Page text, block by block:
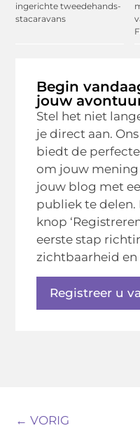
ingerichte tweedehands-
stacaravans
Begin
jouw
Stel het niet
je direct aan.
biedt de
om jouw mening
jouw blog met
publiek te delen.
knop
eerste stap
zichtbaarheid
Registreer u
← VORIG